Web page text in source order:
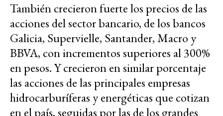
También crecieron fuerte los precios de las
acciones del sector bancario, de los bancos
Galicia, Supervielle, Santander, Macro y
BBVA, con incrementos superiores al 300%
en pesos. Y crecieron en similar porcentaje
las acciones de las principales empresas
hidrocarburíferas y energéticas que cotizan
en el país, seguidas por las de los grandes